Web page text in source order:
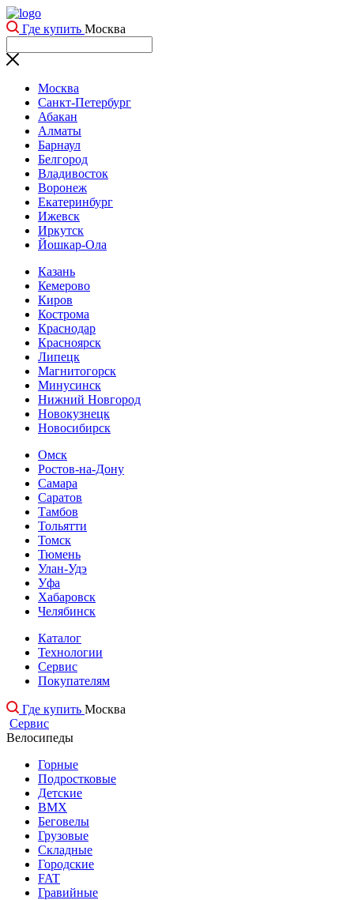
Где купить Москва
Москва
Санкт-Петербург
Абакан
Алматы
Барнаул
Белгород
Владивосток
Воронеж
Екатеринбург
Ижевск
Иркутск
Йошкар-Ола
Казань
Кемерово
Киров
Кострома
Краснодар
Красноярск
Липецк
Магнитогорск
Минусинск
Нижний Новгород
Новокузнецк
Новосибирск
Омск
Ростов-на-Дону
Самара
Саратов
Тамбов
Тольятти
Томск
Тюмень
Улан-Удэ
Уфа
Хабаровск
Челябинск
Каталог
Технологии
Сервис
Покупателям
Где купить Москва
Сервис
Велосипеды
Горные
Подростковые
Детские
BMX
Беговелы
Грузовые
Складные
Городские
FAT
Гравийные